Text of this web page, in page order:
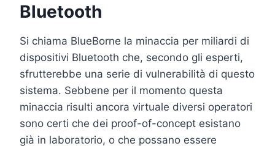
Bluetooth
Si chiama BlueBorne la minaccia per miliardi di
dispositivi Bluetooth che, secondo gli esperti,
sfrutterebbe una serie di vulnerabilità di questo
sistema. Sebbene per il momento questa
minaccia risulti ancora virtuale diversi operatori
sono certi che dei proof-of-concept esistano
già in laboratorio, o che possano essere